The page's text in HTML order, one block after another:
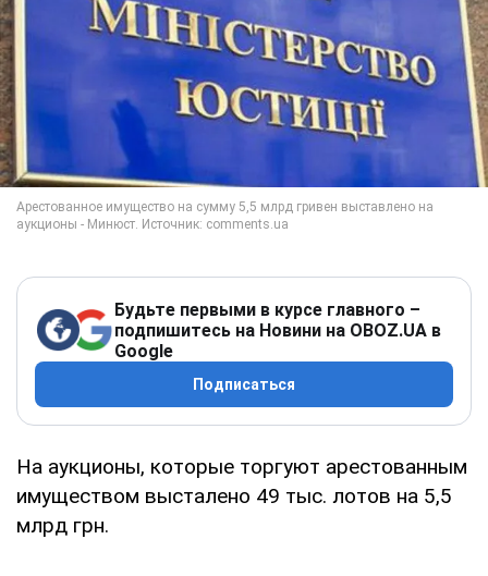
Будьте первыми в курсе главного –
подпишитесь на Новини на OBOZ.UA в
Google
Подписаться
На аукционы, которые торгуют арестованным
имуществом высталено 49 тыс. лотов на 5,5
млрд грн.